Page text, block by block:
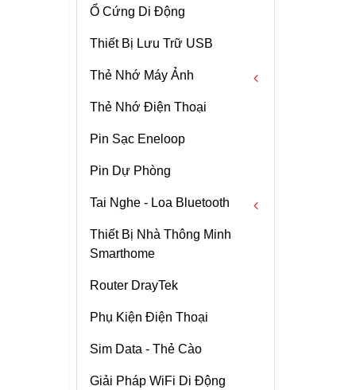
Ổ Cứng Di Động
Thiết Bị Lưu Trữ USB
Thẻ Nhớ Máy Ảnh
Thẻ Nhớ CF
Thẻ Nhớ CFast
Thẻ Nhớ SDHC
Thẻ Nhớ SDXC
Thẻ Nhớ CFexpress
Thẻ Nhớ Điện Thoại
Pin Sạc Eneloop
Pin Dự Phòng
Tai Nghe - Loa Bluetooth
Tai Nghe Bluetooth
Thiết Bị Nhà Thông Minh
Smarthome
Router DrayTek
Phụ Kiện Điện Thoại
Sim Data - Thẻ Cào
Giải Pháp WiFi Di Động
512G
Chi tiết
Access Point WiFi
GWN7605 Tốc Độ
100user
Chi tiết
C3N – Có Màu Ban